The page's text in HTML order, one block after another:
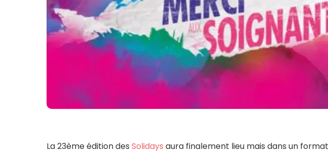
La 23ème édition desSolidays aura finalement lieu mais dans un